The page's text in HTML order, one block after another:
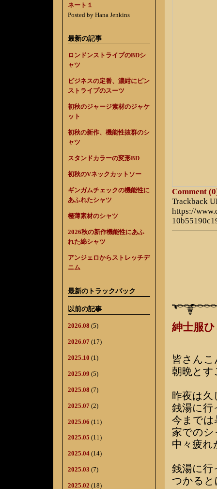
ネート１
Posted by Hana Jenkins
最新の記事
ロンドンストライプのBDシ
ャツ
ビジネスの定番、濃紺にピン
ストライプのスーツ
初秋のジャージ素材のジャケ
ット
初秋の新作、機能性抜群のシ
ャツ
スタンドカラーの変形BD
初秋のVネックカットソー
ギンガムチェックの機能性に
あふれたシャツ
極薄素材のシャツ
2026秋の新作機能性にあふ
れた綿シャツ
アンジェロからストレッチデ
ニム
最新のトラックバック
以前の記事
2026.08 (5)
2026.07 (17)
2025.10 (1)
2025.09 (5)
2025.08 (7)
2025.07 (2)
2025.06 (11)
2025.05 (11)
2025.04 (14)
2025.03 (7)
2025.02 (18)
Comment
Trackback
https://
紳士服
皆さん
朝晩と
昨夜は久
銭湯に行
今まで
家での
中々疲
銭湯に行
つかる